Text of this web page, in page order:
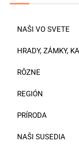
NAŠI VO SVETE
HRADY, ZÁMKY,
RÔZNE
REGIÓN
PRÍRODA
NAŠI SUSEDIA